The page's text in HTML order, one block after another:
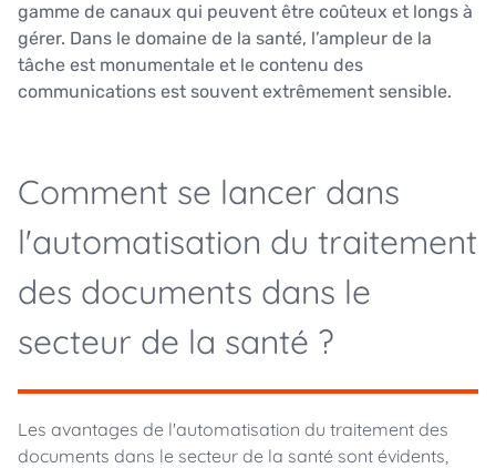
gamme de canaux qui peuvent être coûteux et longs à
gérer. Dans le domaine de la santé, l’ampleur de la
tâche est monumentale et le contenu des
communications est souvent extrêmement sensible.
Comment se lancer dans
l'automatisation du traitement
des documents dans le
secteur de la santé ?
Les avantages de l'automatisation du traitement des
documents dans le secteur de la santé sont évidents,